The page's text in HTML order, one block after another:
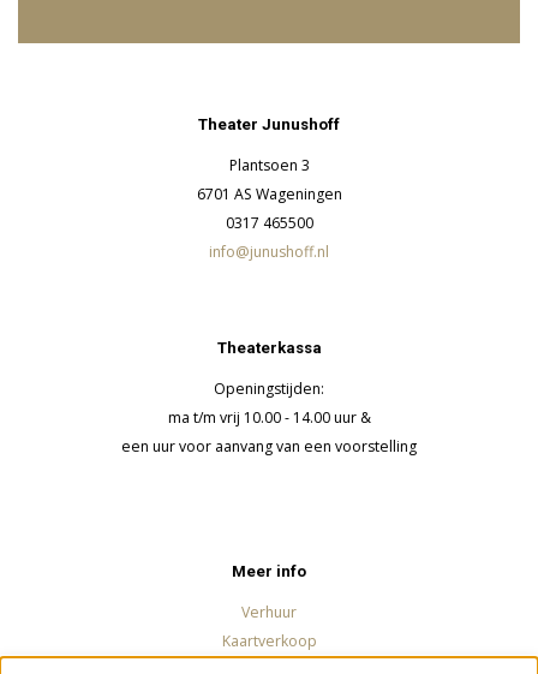
Theater Junushoff
Plantsoen 3
6701 AS Wageningen
0317 465500
info@junushoff.nl
Theaterkassa
Openingstijden:
ma t/m vrij 10.00 - 14.00 uur &
een uur voor aanvang van een voorstelling
Meer info
Verhuur
Kaartverkoop